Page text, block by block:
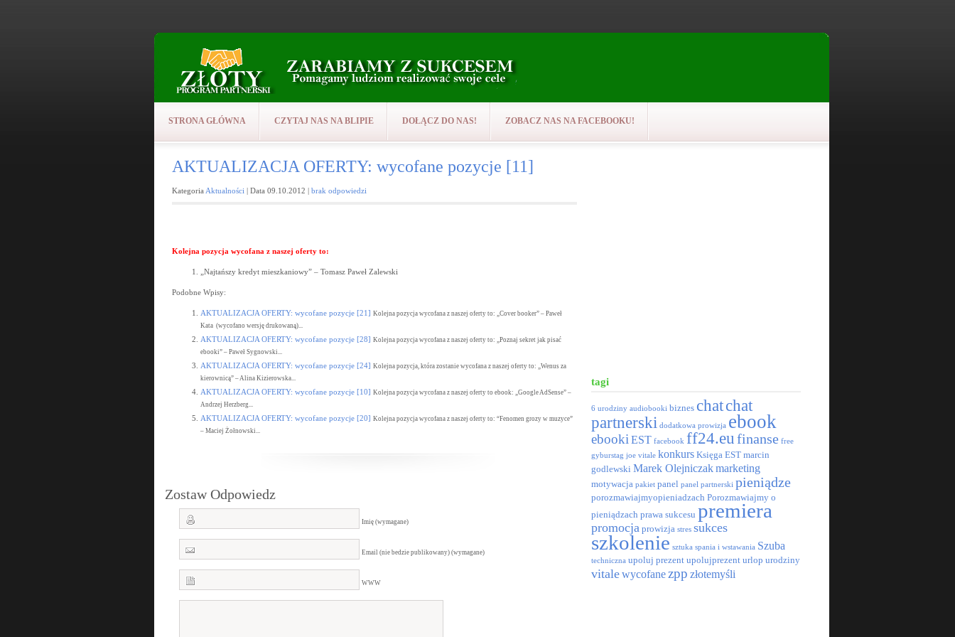
STRONA GŁÓWNA CZYTAJ NAS NA BLIPIE DOŁĄCZ DO NAS! ZOBACZ NAS NA FACEBOOKU!
AKTUALIZACJA OFERTY: wycofane pozycje [11]
Kategoria Aktualności | Data 09.10.2012 | brak odpowiedzi
Kolejna pozycja wycofana z naszej oferty to:
„Najtańszy kredyt mieszkaniowy” – Tomasz Paweł Zalewski
Podobne Wpisy:
AKTUALIZACJA OFERTY: wycofane pozycje [21] Kolejna pozycja wycofana z naszej oferty to: „Cover booker” – Paweł
Kata (wycofano wersję drukowaną)...
AKTUALIZACJA OFERTY: wycofane pozycje [28] Kolejna pozycja wycofana z naszej oferty to: „Poznaj sekret jak pisać
ebooki” – Paweł Sygnowski...
AKTUALIZACJA OFERTY: wycofane pozycje [24] Kolejna pozycja, która zostanie wycofana z naszej oferty to: „Wenus za
kierownicą” – Alina Kizierowska...
AKTUALIZACJA OFERTY: wycofane pozycje [10] Kolejna pozycja wycofana z naszej oferty to ebook: „Google AdSense” –
Andrzej Herzberg...
AKTUALIZACJA OFERTY: wycofane pozycje [20] Kolejna pozycja wycofana z naszej oferty to: “Fenomen grozy w muzyce”
– Maciej Żołnowski...
Zostaw Odpowiedz
Imię (wymagane)
Email (nie bedzie publikowany) (wymagane)
WWW
tagi
6 urodziny audiobooki biznes chatchat
partnerski dodatkowa prowizja ebook
ebooki EST facebook ff24.eufinanse free
gyburstag joe vitale konkurs Księga EST marcin
godlewski Marek Olejniczakmarketing
motywacja pakiet panel panel partnerski pieniądze
porozmawiajmyopieniadzach Porozmawiajmy o
pieniądzach prawa sukcesu premiera
promocja prowizja stres sukces
szkolenie sztuka spania i wstawania Szuba
techniczna upoluj prezent upolujprezent urlop urodziny
vitalewycofanezpp złotemyśli